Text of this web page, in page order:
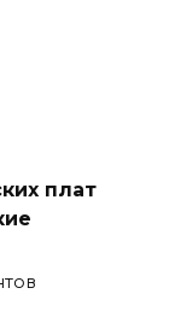
плат